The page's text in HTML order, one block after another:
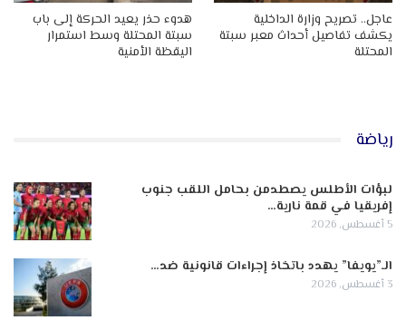
عاجل.. تصريح وزارة الداخلية
يكشف تفاصيل أحداث معبر سبتة
المحتلة
هدوء حذر يعيد الحركة إلى باب
سبتة المحتلة وسط استمرار
اليقظة الأمنية
رياضة
لبؤات الأطلس يصطدمن بحامل اللقب جنوب
إفريقيا في قمة نارية…
5 أغسطس, 2026
الـ”يويفا” يهدد باتخاذ إجراءات قانونية ضد…
3 أغسطس, 2026